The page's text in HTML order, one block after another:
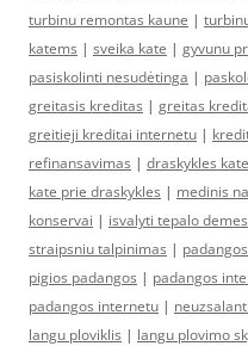
turbinu remontas kaune |
katems | sveika kate | gyvunu
pasiskolinti nesudėtinga |
greitasis kreditas | greitas
greitieji kreditai internetu |
refinansavimas | draskykles
kate prie draskykles | medinis
konservai | isvalyti tepalo demes
straipsniu talpinimas |
pigios padangos | padangos
padangos internetu |
langu ploviklis | langu plovimo